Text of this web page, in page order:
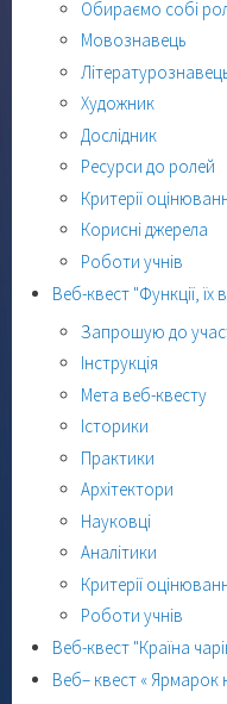
Обираємо собі
Мовознавець
Художник
Дослідник
Ресурси до ролей
Критерії
Корисні джерела
Роботи учнів
Веб-квест "Функції, їх
Запрошую до
Інструкція
Мета веб-квесту
Історики
Практики
Архітектори
Науковці
Аналітики
Критерії
Роботи учнів
Веб-квест "Країна
Веб– квест « Ярмарок